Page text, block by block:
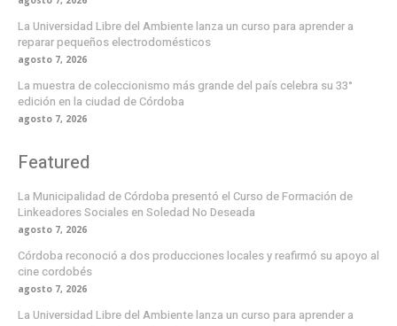
La Universidad Libre del Ambiente lanza un curso para aprender a
reparar pequeños electrodomésticos
agosto 7, 2026
La muestra de coleccionismo más grande del país celebra su 33°
edición en la ciudad de Córdoba
agosto 7, 2026
Featured
La Municipalidad de Córdoba presentó el Curso de Formación de
Linkeadores Sociales en Soledad No Deseada
agosto 7, 2026
Córdoba reconoció a dos producciones locales y reafirmó su apoyo al
cine cordobés
agosto 7, 2026
La Universidad Libre del Ambiente lanza un curso para aprender a